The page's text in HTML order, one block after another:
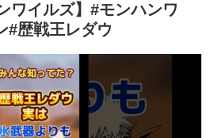
ワイルズ】#モンハンワ
#歴戦王レダウ